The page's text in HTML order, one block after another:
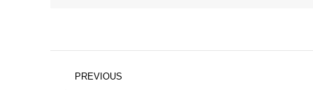
navigation
PREVIOUS